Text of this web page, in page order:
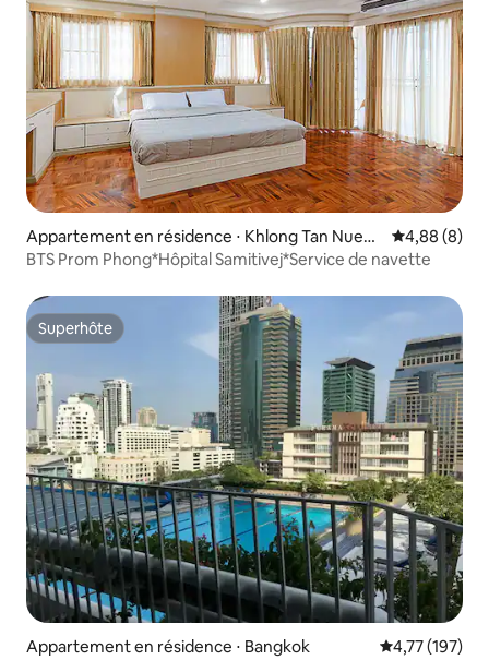
Appartement en résidence ⋅ Khlong Tan Nuea,
Wattana,
Évaluation
4,88 (8)
BTS Prom Phong*Hôpital Samitivej*Service de navette
Superhôte
Superhôte
Appartement en résidence ⋅ Bangkok Évaluation
4,77 (197)